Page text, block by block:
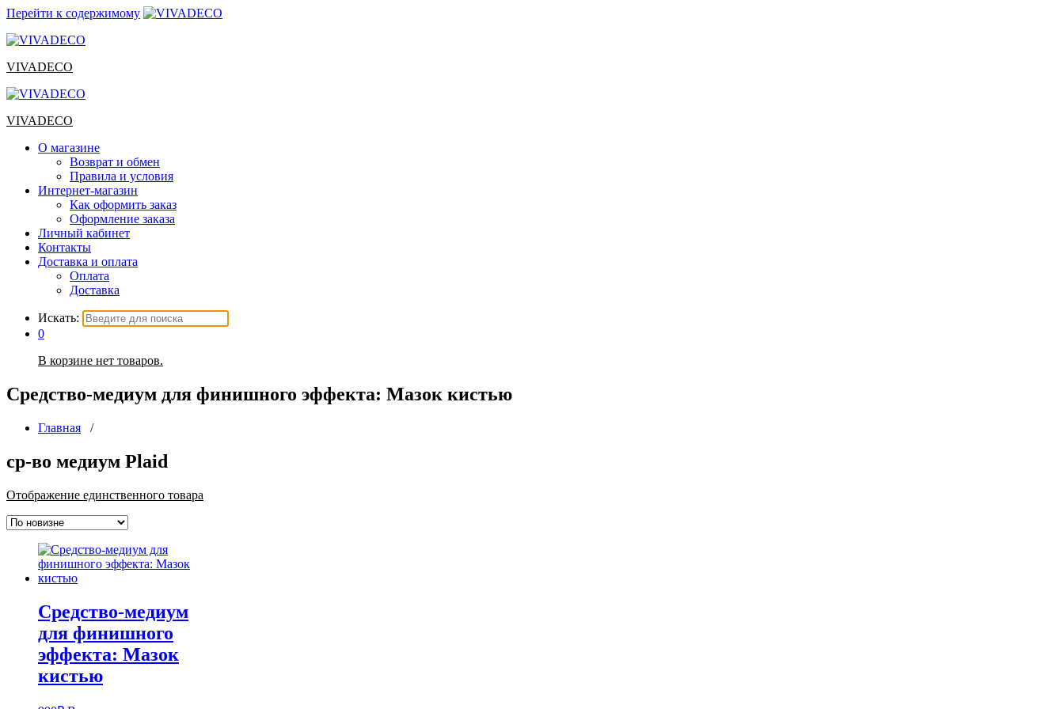
Перейти к содержимому
VIVADECO
VIVADECO
О магазине
Возврат и обмен
Правила и условия
Интернет-магазин
Как оформить заказ
Оформление заказа
Личный кабинет
Контакты
Доставка и оплата
Оплата
Доставка
Искать:
0
В корзине нет товаров.
Средство-медиум для финишного эффекта: Мазок кистью
Главная /
ср-во медиум Plaid
Отображение единственного товара
Средство-медиум
для финишного
эффекта: Мазок
кистью